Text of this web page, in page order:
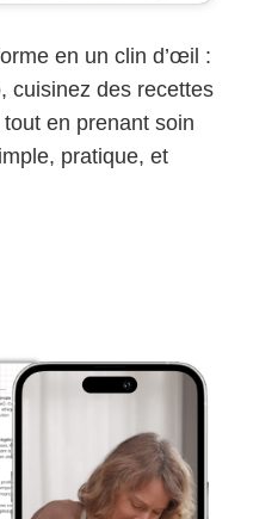
en un clin d’œil :
cuisinez des recettes
en prenant soin
pratique, et